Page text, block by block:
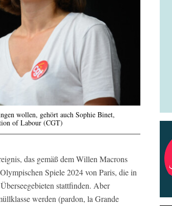
wollen, gehört auch Sophie Binet,
of Labour (CGT)
das gemäß dem Willen Macrons
Spiele 2024 von Paris, die in
stattfinden. Aber
werden (pardon, la Grande